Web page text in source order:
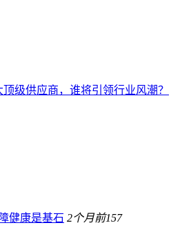
级供应商，谁将引领行业风潮？
健康是基石 2个月前157